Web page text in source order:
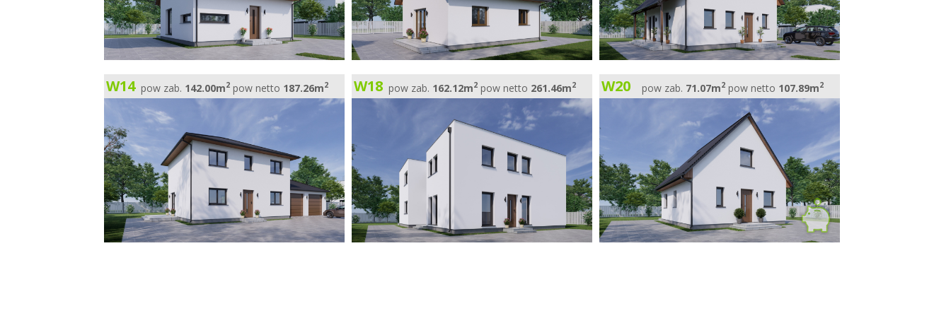
W14 pow zab. 142.00m2 pow netto 187.26m2 W18 pow zab. 162.12m2 pow netto 261.46m2 W20 pow zab. 71.07m2 pow netto 107.89m2